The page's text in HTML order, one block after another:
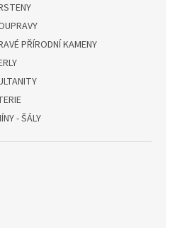
PŘÍRODNÍ KAMENY
- ŠÁLY